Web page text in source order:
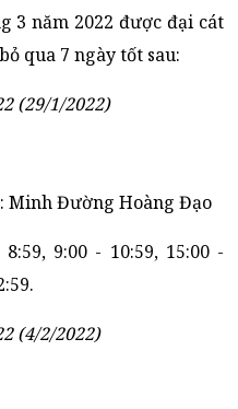
3 năm 2022 được đại cát
qua 7 ngày tốt sau:
(29/1/2022)
Minh Đường Hoàng Đạo
9:00 - 10:59, 15:00 -
(4/2/2022)